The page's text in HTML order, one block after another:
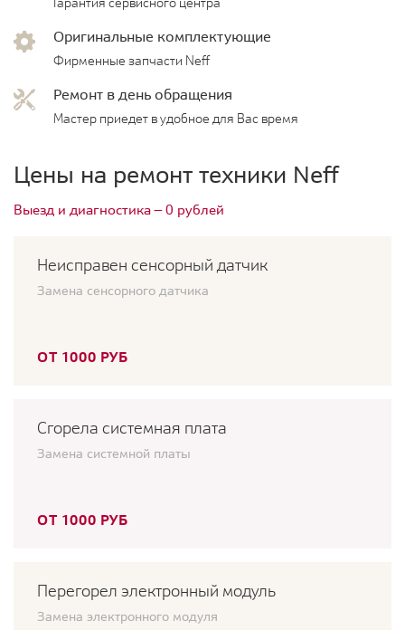
Оригинальные комплектующие
Фирменные запчасти Neff
Ремонт в день обращения
Мастер приедет в удобное для Вас время
Цены на ремонт техники Neff
Выезд и диагностика — 0 рублей
Неисправен сенсорный датчик
Замена сенсорного датчика
ОТ 1000 РУБ
Сгорела системная плата
Замена системной платы
ОТ 1000 РУБ
Перегорел электронный модуль
Замена электронного модуля